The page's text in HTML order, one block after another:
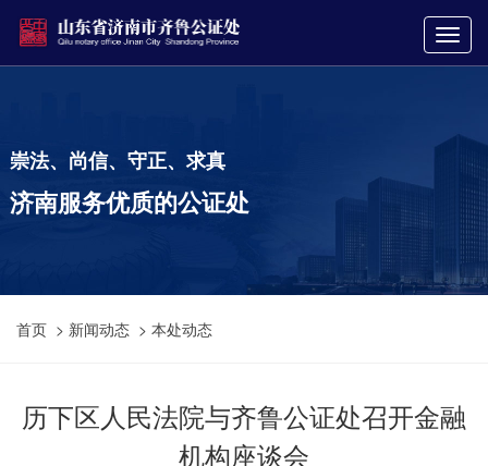
崇法、尚信、守正、求真
济南服务优质的公证处
首页 > 新闻动态 > 本处动态
历下区人民法院与齐鲁公证处召开金融
机构座谈会